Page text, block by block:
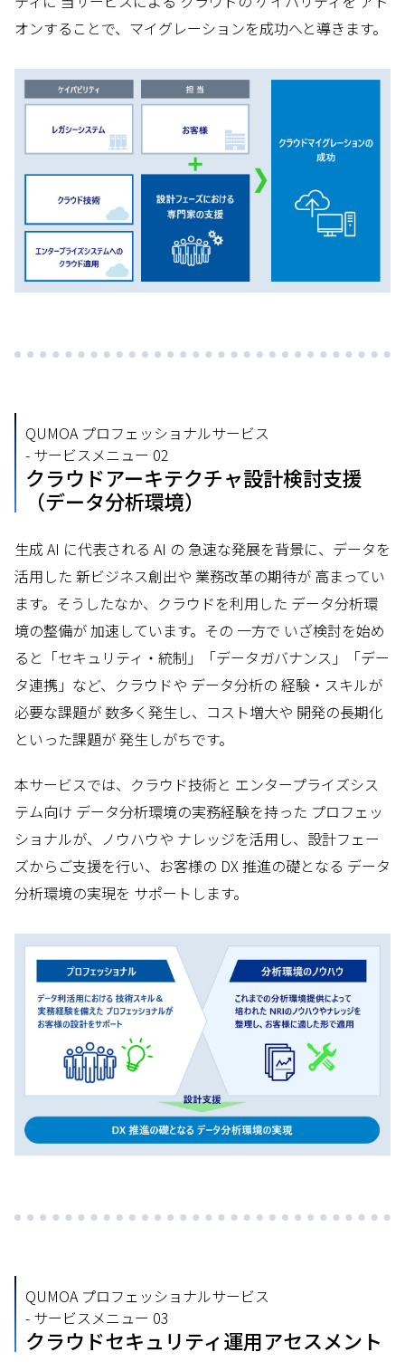
オンすることで、マイグレーションを成功へと導きます。
QUMOA プロフェッショナルサービス
- サービスメニュー 02
クラウドアーキテクチャ設計検討支援
（データ分析環境）
生成 AI に代表される AI の 急速な発展を背景に、データを
活用した 新ビジネス創出や 業務改革の期待が 高まってい
ます。そうしたなか、クラウドを利用した データ分析環
境の整備が 加速しています。その 一方で いざ検討を始め
ると「セキュリティ・統制」「データガバナンス」「デー
タ連携」など、クラウドや データ分析の 経験・スキルが
必要な課題が 数多く発生し、コスト増大や 開発の長期化
といった課題が 発生しがちです。
本サービスでは、クラウド技術と エンタープライズシス
テム向け データ分析環境の実務経験を持った プロフェッ
ショナルが、ノウハウや ナレッジを活用し、設計フェー
ズからご支援を行い、お客様の DX 推進の礎となる データ
分析環境の実現を サポートします。
QUMOA プロフェッショナルサービス
- サービスメニュー 03
クラウドセキュリティ運用アセスメント